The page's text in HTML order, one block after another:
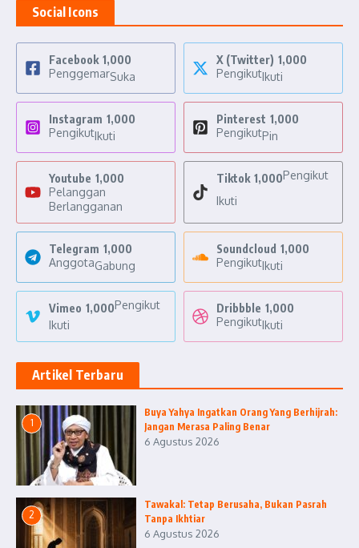
Social Icons
Facebook 1,000
PenggemarSuka
X (Twitter) 1,000
PengikutIkuti
Instagram 1,000
PengikutIkuti
Pinterest 1,000
PengikutPin
Youtube 1,000
Pelanggan
Berlangganan
Tiktok 1,000Pengikut
Ikuti
Telegram 1,000
AnggotaGabung
Soundcloud 1,000
PengikutIkuti
Vimeo 1,000Pengikut
Ikuti
Dribbble 1,000
PengikutIkuti
Artikel Terbaru
1
Buya Yahya Ingatkan Orang Yang Berhijrah:
Jangan Merasa Paling Benar
6 Agustus 2026
2
Tawakal: Tetap Berusaha, Bukan Pasrah
Tanpa Ikhtiar
6 Agustus 2026